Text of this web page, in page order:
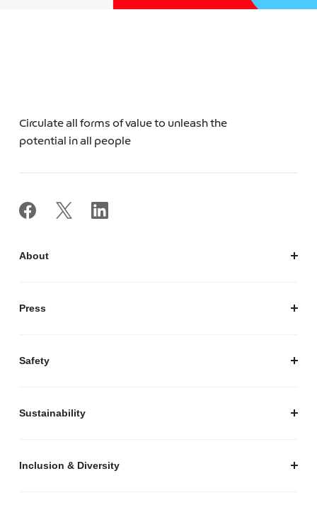
Circulate all forms of value to unleash the
potential in all people
About
Press
Safety
Sustainability
Inclusion & Diversity